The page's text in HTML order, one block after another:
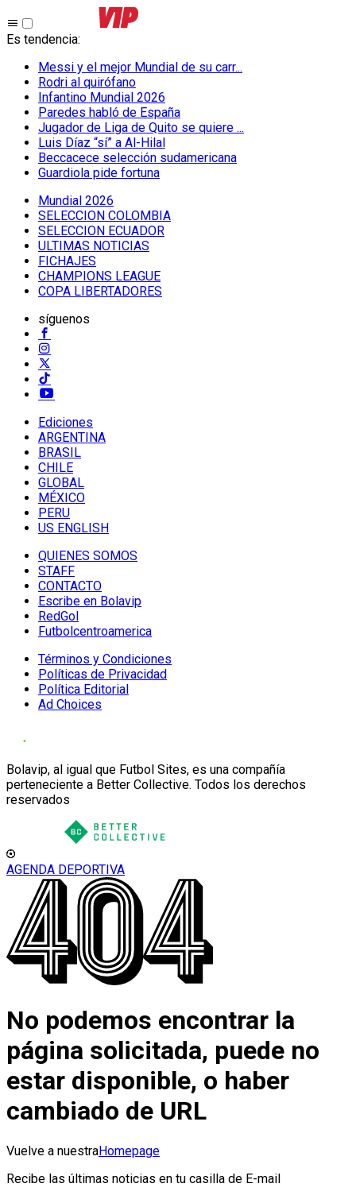
Es tendencia:
Messi y el mejor Mundial de su carr...
Rodri al quirófano
Infantino Mundial 2026
Paredes habló de España
Jugador de Liga de Quito se quiere ...
Luis Díaz “sí” a Al-Hilal
Beccacece selección sudamericana
Guardiola pide fortuna
Mundial 2026
SELECCION COLOMBIA
SELECCION ECUADOR
ULTIMAS NOTICIAS
FICHAJES
CHAMPIONS LEAGUE
COPA LIBERTADORES
síguenos
Ediciones
ARGENTINA
BRASIL
CHILE
GLOBAL
MÉXICO
PERU
US ENGLISH
QUIENES SOMOS
STAFF
CONTACTO
Escribe en Bolavip
RedGol
Futbolcentroamerica
Términos y Condiciones
Políticas de Privacidad
Política Editorial
Ad Choices
Bolavip, al igual que Futbol Sites, es una compañía
perteneciente a Better Collective. Todos los derechos
reservados
AGENDA DEPORTIVA
No podemos encontrar la
página solicitada, puede no
estar disponible, o haber
cambiado de URL
Vuelve a nuestraHomepage
Recibe las últimas noticias en tu casilla de E-mail